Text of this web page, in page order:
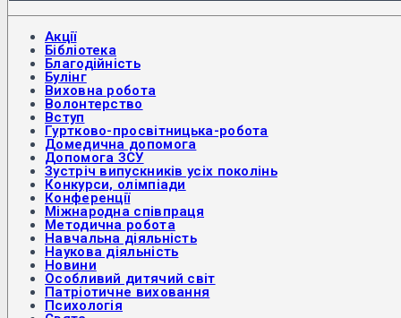
Акції
Бібліотека
Благодійність
Булінг
Виховна робота
Волонтерство
Вступ
Гуртково-просвітницька-робота
Домедична допомога
Допомога ЗСУ
Зустріч випускників усіх поколінь
Конкурси, олімпіади
Конференції
Міжнародна співпраця
Методична робота
Навчальна діяльність
Наукова діяльність
Новини
Особливий дитячий світ
Патріотичне виховання
Психологія